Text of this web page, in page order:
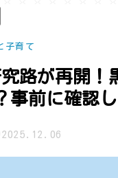
子育て
路が再開
事前に確認
2025.12.06